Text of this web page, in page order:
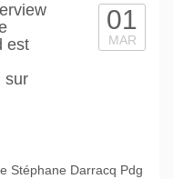
est
sur
01
MAR
Stéphane Darracq Pdg